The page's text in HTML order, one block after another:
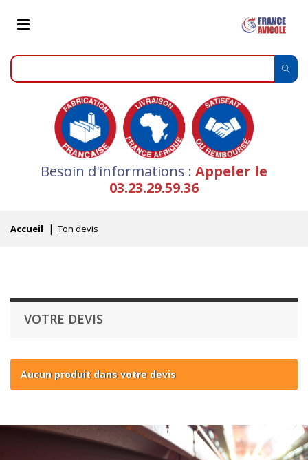
Besoin d'informations : Appeler le
03.23.29.59.36
Accueil Ton devis
VOTRE DEVIS
Aucun produit dans votre devis